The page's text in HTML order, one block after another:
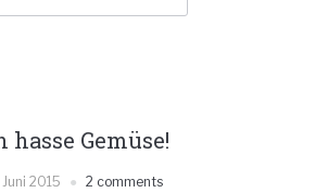
hasse Gemüse!
2015 2 comments